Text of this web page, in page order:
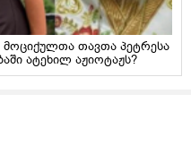
თავთა პეტრესა
ატეხილ აჟიოტაჟს?